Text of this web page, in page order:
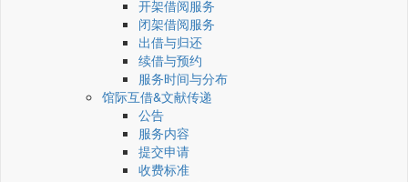
开架借阅服务
闭架借阅服务
出借与归还
续借与预约
服务时间与分布
馆际互借&文献传递
公告
服务内容
提交申请
收费标准